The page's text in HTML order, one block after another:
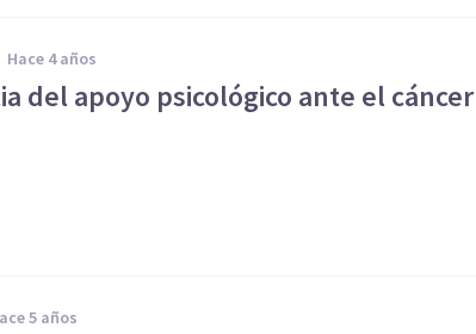
hace 4 años
del apoyo psicológico ante el cáncer
hace 5 años